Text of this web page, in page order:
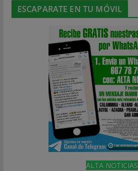
ESCAPARATE EN TU MÓVIL
ALTA NOTICIAS